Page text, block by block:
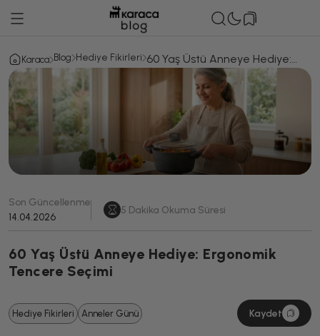
Karaca Blog Hediye Fikirleri 60 Yaş Üstü Anneye Hediye:
Ergonomik Tencere Seçimi
Son Güncellenme
14.04.2026
5 Dakika Okuma Süresi
60 Yaş Üstü Anneye Hediye: Ergonomik
Tencere Seçimi
Hediye Fikirleri Anneler Günü Kaydet